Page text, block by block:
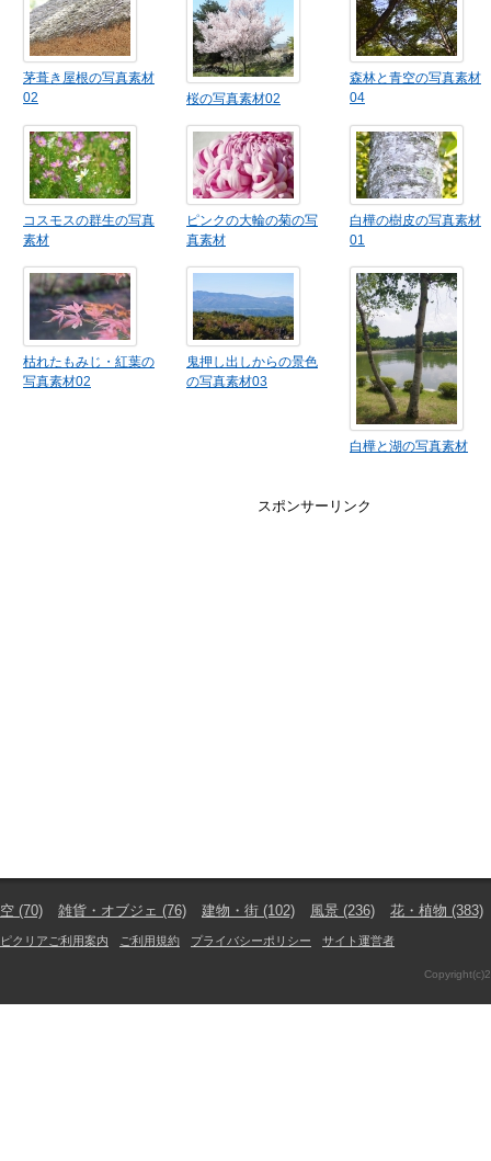
茅葺き屋根の写真素材
02
桜の写真素材02
森林と青空の写真素材
04
コスモスの群生の写真
素材
ピンクの大輪の菊の写
真素材
白樺の樹皮の写真素材
01
枯れたもみじ・紅葉の
写真素材02
鬼押し出しからの景色
の写真素材03
白樺と湖の写真素材
スポンサーリンク
空 (70) 雑貨・オブジェ (76) 建物・街 (102) 風景 (236) 花・植物 (383)
ピクリアご利用案内 ご利用規約 プライバシーポリシー サイト運営者